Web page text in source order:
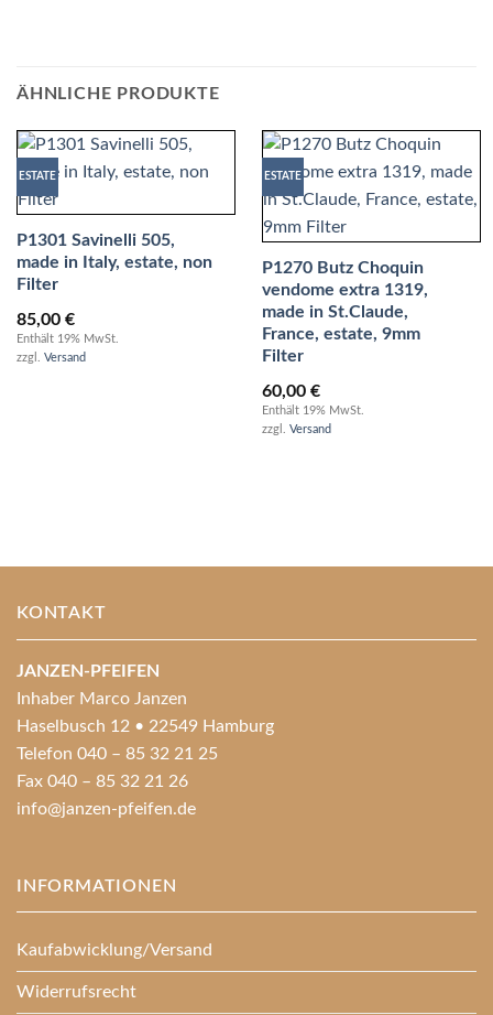
ÄHNLICHE PRODUKTE
ESTATE
P1301 Savinelli 505,
made in Italy, estate, non
Filter
85,00 €
Enthält 19% MwSt.
zzgl. Versand
ESTATE
P1270 Butz Choquin
vendome extra 1319,
made in St.Claude,
France, estate, 9mm
Filter
60,00 €
Enthält 19% MwSt.
zzgl. Versand
KONTAKT
JANZEN-PFEIFEN
Inhaber Marco Janzen
Haselbusch 12 • 22549 Hamburg
Telefon 040 – 85 32 21 25
Fax 040 – 85 32 21 26
info@janzen-pfeifen.de
INFORMATIONEN
Kaufabwicklung/Versand
Widerrufsrecht